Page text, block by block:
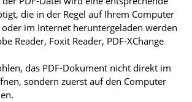
die in der Regel auf Ihrem Computer
im Internet heruntergeladen werden
Reader, Foxit Reader, PDF-XChange
das PDF-Dokument nicht direkt im
sondern zuerst auf den Computer